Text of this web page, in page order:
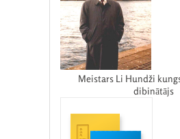
Meistars Li Hundži
dibinātājs